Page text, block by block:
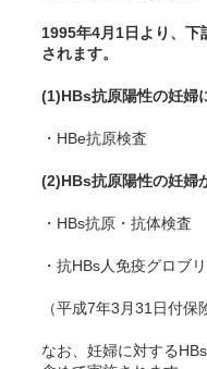
1995年4月1日より、下
されます。
(1)HBs抗原陽性の妊婦
・HBe抗原検査
(2)HBs抗原陽性の妊婦
・HBs抗原・抗体検査
・抗HBs人免疫グロブ
（平成7年3月31日付保
なお、妊婦に対する